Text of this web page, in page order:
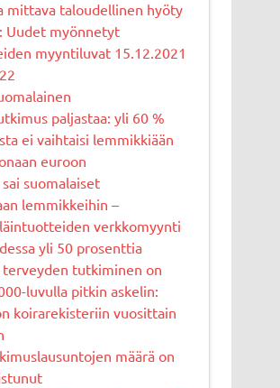
mittava taloudellinen hyöty
Uudet myönnetyt
myyntiluvat 15.12.2021
paljastaa: yli 60 %
ei vaihtaisi lemmikkiään
euroon
suomalaiset
lemmikkeihin –
verkkomyynti
yli 50 prosenttia
terveyden tutkiminen on
luvulla pitkin askelin:
koirarekisteriin vuosittain
määrä on